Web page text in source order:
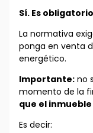
Sí. Es
La normativa
ponga en venta
energético.
Importante: no
momento de la
que el
Es decir: